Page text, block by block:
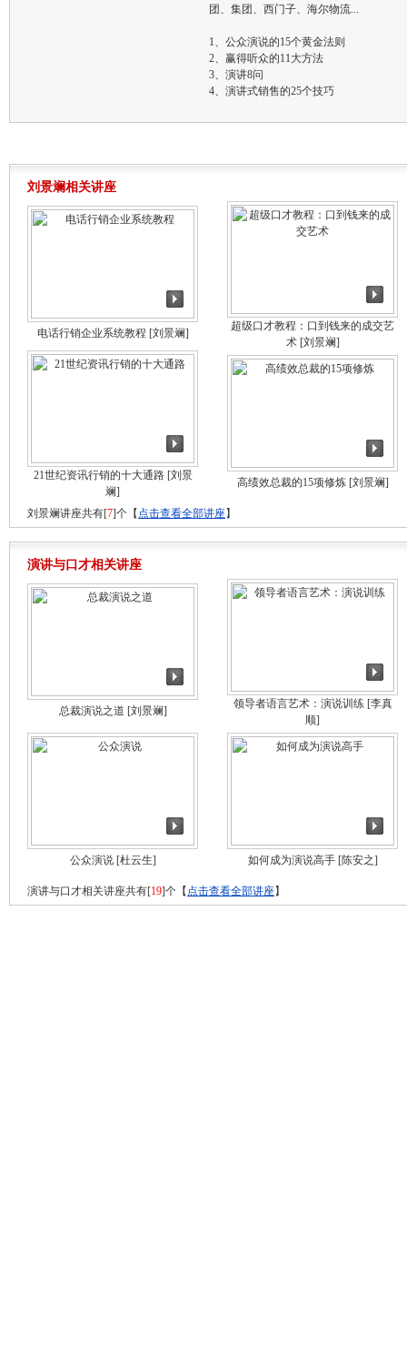
团、集团、西门子、海尔物流...
1、公众演说的15个黄金法则
2、赢得听众的11大方法
3、演讲8问
4、演讲式销售的25个技巧
刘景斓相关讲座
电话行销企业系统教程 [刘景斓]
超级口才教程：口到钱来的成交艺
术[刘景斓]
21世纪资讯行销的十大通路[刘景
斓]
高绩效总裁的15项修炼[刘景斓]
刘景斓讲座共有[7]个【 点击查看全部讲座】
演讲与口才相关讲座
总裁演说之道 [刘景斓]
领导者语言艺术：演说训练[李真
顺]
公众演说[杜云生] 如何成为演说高手[陈安之]
演讲与口才相关讲座共有[19]个【 点击查看全部讲座】